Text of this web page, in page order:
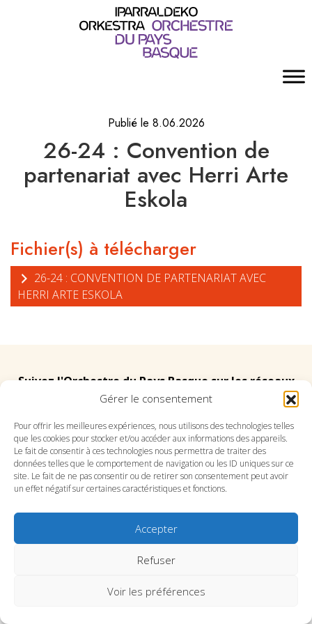
Gérer le consentement
Pour offrir les meilleures expériences, nous utilisons des technologies telles
que les cookies pour stocker et/ou accéder aux informations des appareils.
Le fait de consentir à ces technologies nous permettra de traiter des
données telles que le comportement de navigation ou les ID uniques sur ce
site. Le fait de ne pas consentir ou de retirer son consentement peut avoir
un effet négatif sur certaines caractéristiques et fonctions.
Accepter
Refuser
Voir les préférences
Publié le 8.06.2026
26-24 : Convention de
partenariat avec Herri Arte
Eskola
Fichier(s) à télécharger
26-24 : CONVENTION DE PARTENARIAT AVEC
HERRI ARTE ESKOLA
Suivez l'Orchestre du Pays Basque sur les réseaux
Suivez le conservatoire du Pays Basque sur les
réseaux
SITE DU CONSERVATOIRE